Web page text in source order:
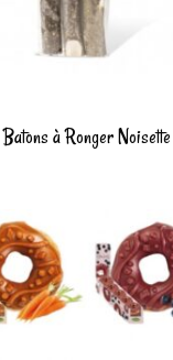
Batons à Ronger Noisette